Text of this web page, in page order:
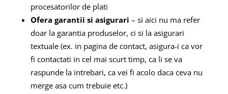
procesatorilor de plati
Ofera garantii si asigurari – si aici nu ma refer
doar la garantia produselor, ci si la asigurari
textuale (ex. in pagina de contact, asigura-i ca vor
fi contactati in cel mai scurt timp, ca li se va
raspunde la intrebari, ca vei fi acolo daca ceva nu
merge asa cum trebuie etc.)